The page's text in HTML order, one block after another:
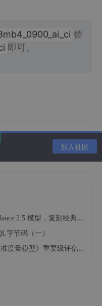
替
即可。
加入社区
模型，复刻经典画作名场面
字节码（一）
要级评估，定义智能体可信新标杆